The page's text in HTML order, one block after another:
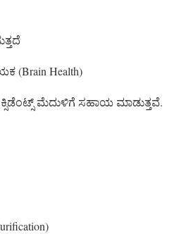
(Brain Health)
ಮೆದುಳಿಗೆ ಸಹಾಯ ಮಾಡುತ್ತವೆ.